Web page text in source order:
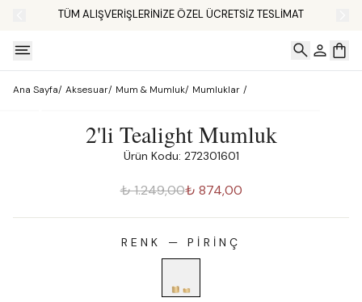
TÜM ALIŞVERİŞLERİNİZE ÖZEL ÜCRETSİZ TESLİMAT
Ana Sayfa/ Aksesuar/ Mum & Mumluk/ Mumluklar /
2'li Tealight Mumluk
Ürün Kodu: 272301601
₺ 1.249,00₺ 874,00
RENK — PIRINÇ